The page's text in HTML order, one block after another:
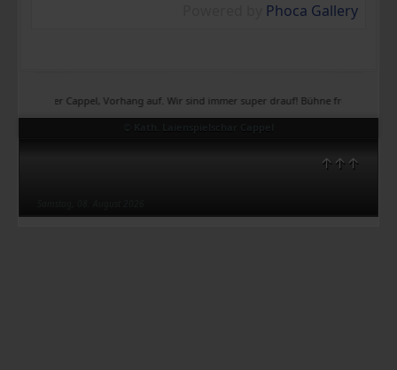
Theater Cappel, Vorhang auf. Wir sind immer super drauf! Bühne frei, Bühne
© Kath. Laienspielschar Cappel
↑↑↑
Phoca Gallery